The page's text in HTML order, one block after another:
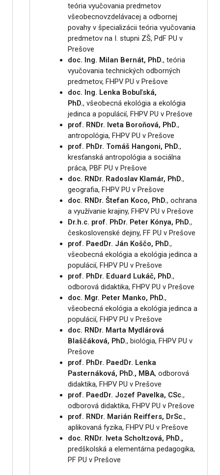
teória vyučovania predmetov
všeobecnovzdelávacej a odbornej
povahy v špecializácii teória vyučovania
predmetov na I. stupni ZŠ, PdF PU v
Prešove
doc. Ing. Milan Bernát, PhD., teória
vyučovania technických odborných
predmetov, FHPV PU v Prešove
doc. Ing. Lenka Bobuľská,
PhD., všeobecná ekológia a ekológia
jedinca a populácií, FHPV PU v Prešove
prof. RNDr. Iveta Boroňová, PhD.,
antropológia, FHPV PU v Prešove
prof. PhDr. Tomáš Hangoni, PhD.,
kresťanská antropológia a sociálna
práca, PBF PU v Prešove
doc. RNDr. Radoslav Klamár, PhD.,
geografia, FHPV PU v Prešove
doc. RNDr. Štefan Koco, PhD., ochrana
a využívanie krajiny, FHPV PU v Prešove
Dr.h.c. prof. PhDr. Peter Kónya, PhD.,
československé dejiny, FF PU v Prešove
prof. PaedDr. Ján Koščo, PhD.,
všeobecná ekológia a ekológia jedinca a
populácií, FHPV PU v Prešove
prof. PhDr. Eduard Lukáč, PhD.,
odborová didaktika, FHPV PU v Prešove
doc. Mgr. Peter Manko, PhD.,
všeobecná ekológia a ekológia jedinca a
populácií, FHPV PU v Prešove
doc. RNDr. Marta Mydlárová
Blaščáková, PhD., biológia, FHPV PU v
Prešove
prof. PhDr. PaedDr. Lenka
Pasternáková, PhD., MBA, odborová
didaktika, FHPV PU v Prešove
prof. PaedDr. Jozef Pavelka, CSc.,
odborová didaktika, FHPV PU v Prešove
prof. RNDr. Marián Reiffers, DrSc.,
aplikovaná fyzika, FHPV PU v Prešove
doc. RNDr. Iveta Scholtzová, PhD.,
predškolská a elementárna pedagogika,
PF PU v Prešove